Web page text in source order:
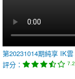
第20231014期純享 IK雲
評分：
7.2